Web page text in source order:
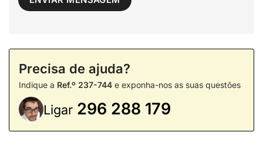
Precisa de ajuda?
Indique a Ref.º 237-744 e exponha-nos as suas questões
Ligar 296 288 179